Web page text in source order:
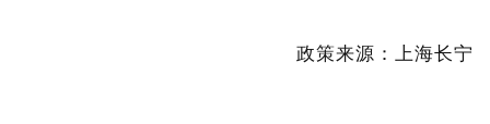
政策来源：上海长宁